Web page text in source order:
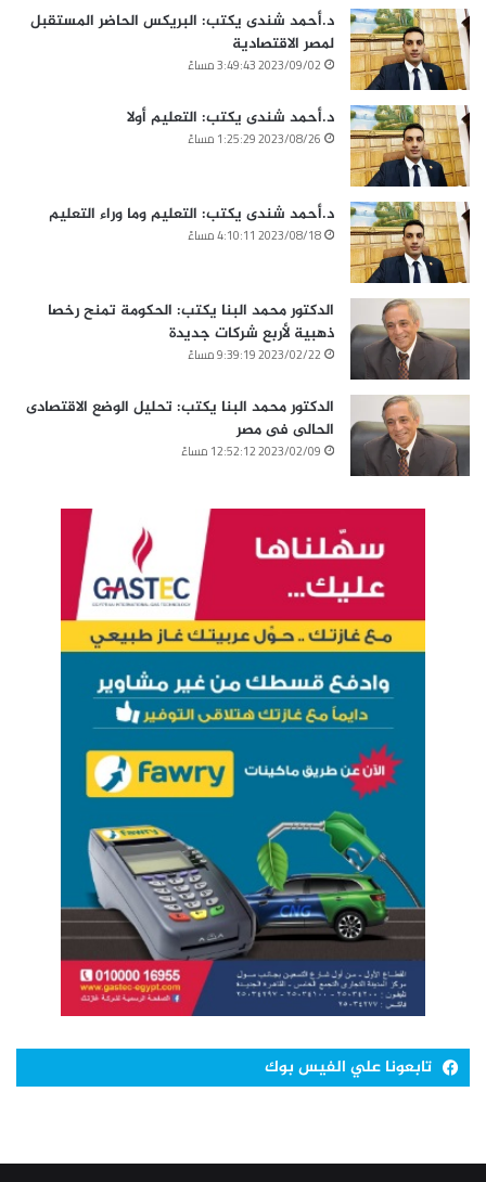
د.أحمد شندى يكتب: البريكس الحاضر المستقبل
لمصر الاقتصادية
2023/09/02 3:49:43 مساءً
د.أحمد شندى يكتب: التعليم أولا
2023/08/26 1:25:29 مساءً
د.أحمد شندى يكتب: التعليم وما وراء التعليم
2023/08/18 4:10:11 مساءً
الدكتور محمد البنا يكتب: الحكومة تمنح رخصا
ذهبية لأربع شركات جديدة
2023/02/22 9:39:19 مساءً
الدكتور محمد البنا يكتب: تحليل الوضع الاقتصادى
الحالى فى مصر
2023/02/09 12:52:12 مساءً
تابعونا علي الفيس بوك